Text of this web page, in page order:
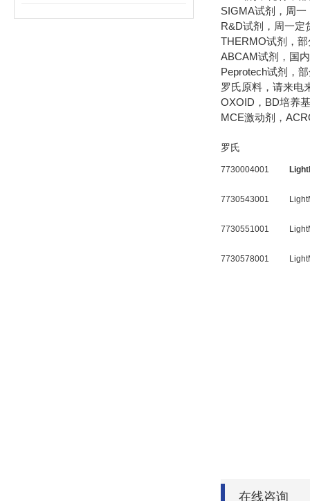
SIGMA试剂，周
R&D试剂，周一定
THERMO试剂，
ABCAM试剂，国
Peprotech试剂，
罗氏原料，请来电
OXOID，BD培养
MCE激动剂，
罗氏
7730004001
7730543001
7730551001
7730578001
在线咨询